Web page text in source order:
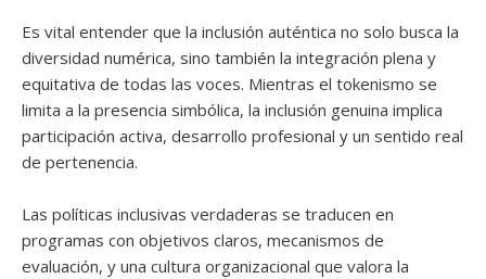
Es vital entender que la inclusión auténtica no solo busca la
diversidad numérica, sino también la integración plena y
equitativa de todas las voces. Mientras el tokenismo se
limita a la presencia simbólica, la inclusión genuina implica
participación activa, desarrollo profesional y un sentido real
de pertenencia.
Las políticas inclusivas verdaderas se traducen en
programas con objetivos claros, mecanismos de
evaluación, y una cultura organizacional que valora la